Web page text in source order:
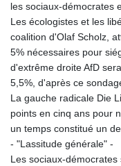
les sociaux-démocrates
Les écologistes et les
coalition d'Olaf Scholz,
5% nécessaires pour
d'extrême droite AfD
5,5%, d'après ce
La gauche radicale Die
points en cinq ans pour
un temps constitué un
- "Lassitude générale" -
Les sociaux-